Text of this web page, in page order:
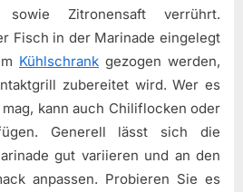
Zitronensaft verrührt.
Fisch in der Marinade eingelegt
Kühlschrank gezogen werden,
zubereitet wird. Wer es
kann auch Chiliflocken oder
Generell lässt sich die
gut variieren und an den
anpassen. Probieren Sie es